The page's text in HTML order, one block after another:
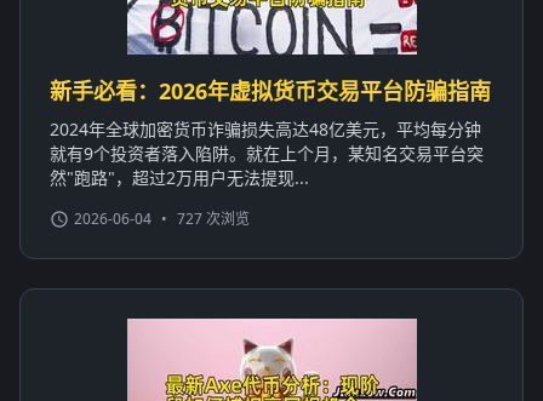
新手必看：2026年虚拟货币交易平台防骗指南
2024年全球加密货币诈骗损失高达48亿美元，平均每分钟
就有9个投资者落入陷阱。就在上个月，某知名交易平台突
然"跑路"，超过2万用户无法提现...
2026-06-04 • 727 次浏览